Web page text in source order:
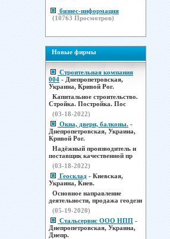
бизнес-информация
(10763 Просмотров)
Новые фирмы
Строительная компания
004 - Днепропетровская,
Украина, Кривой Рог.
Капитальное строительство.
Стройка. Постройка. Пос
(03-18-2022)
Окна, двери, балконы. -
Днепропетровская, Украина,
Кривой Рог.
Надёжный производитель и
поставщик качественной пр
(03-18-2022)
Геосклад - Киевская,
Украина, Киев.
Основное направление
деятельности, продажа геодези
(05-19-2020)
Стальсервис ООО НПП -
Днепропетровская, Украина,
Днепр.